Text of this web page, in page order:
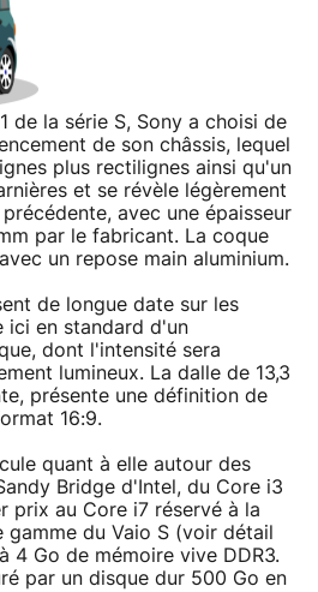
de la série S, Sony a choisi de
de son châssis, lequel
plus rectilignes ainsi qu'un
et se révèle légèrement
avec une épaisseur
par le fabricant. La coque
un repose main aluminium.
de longue date sur les
ici en standard d'un
dont l'intensité sera
lumineux. La dalle de 13,3
présente une définition de
16:9.
quant à elle autour des
Bridge d'Intel, du Core i3
prix au Core i7 réservé à la
du Vaio S (voir détail
4 Go de mémoire vive DDR3.
par un disque dur 500 Go en